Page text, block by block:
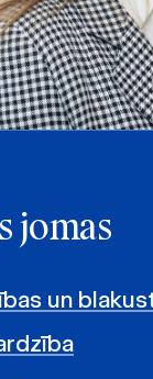
jomas
un